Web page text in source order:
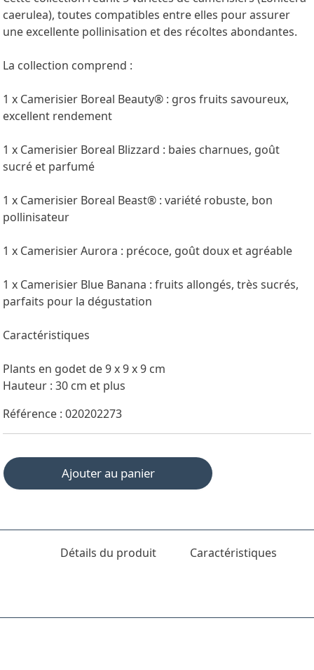
caerulea), toutes compatibles entre elles pour assurer
une excellente pollinisation et des récoltes abondantes.
La collection comprend :
1 x Camerisier Boreal Beauty® : gros fruits savoureux,
excellent rendement
1 x Camerisier Boreal Blizzard : baies charnues, goût
sucré et parfumé
1 x Camerisier Boreal Beast® : variété robuste, bon
pollinisateur
1 x Camerisier Aurora : précoce, goût doux et agréable
1 x Camerisier Blue Banana : fruits allongés, très sucrés,
parfaits pour la dégustation
Caractéristiques
Plants en godet de 9 x 9 x 9 cm
Hauteur : 30 cm et plus
Référence : 020202273
Ajouter au panier
Détails du produit Caractéristiques